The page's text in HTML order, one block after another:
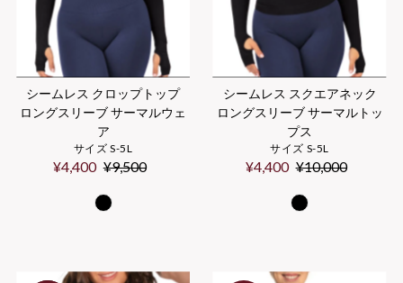
シームレス クロップトップ
ロングスリーブ サーマルウェ
ア
サイズ S-5L
セ
¥4,400 通
価
¥9,500
シームレス スクエアネック
ロングスリーブ サーマルトッ
プス
サイズ S-5L
セ
¥4,400 通
価
¥10,000